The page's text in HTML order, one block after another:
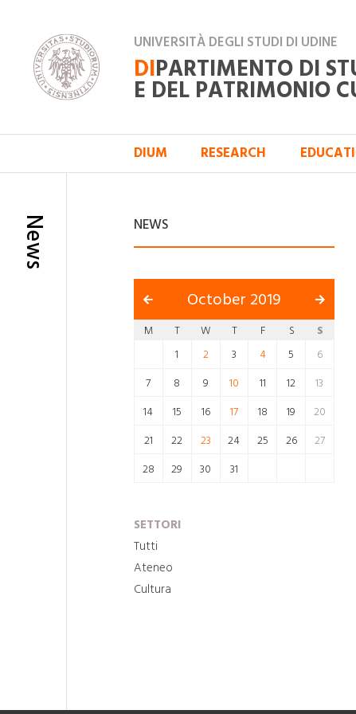
UNIVERSITÀ DEGLI STUDI DI UDINE
DIPARTIMENTO DI
E DEL PATRIMONIO
DIUM RESEARCH
News NEWS
October 2019
M T W T F S
S
1
2 3 4 5
6
7
8 9 10 11 12
13
14
15 16 17 18 19
20
21
22 23 24 25 26
27
28
29 30 31
SETTORI
Tutti
Ateneo
Cultura